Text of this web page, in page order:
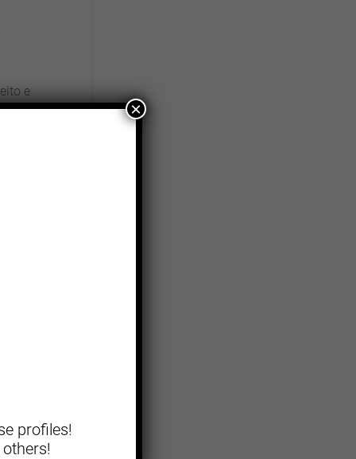
e
profiles!
×